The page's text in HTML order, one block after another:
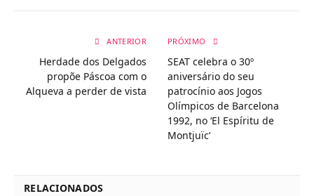
ANTERIOR
Herdade dos Delgados
propõe Páscoa com o
Alqueva a perder de vista
PRÓXIMO
SEAT celebra o 30º
aniversário do seu
patrocínio aos Jogos
Olímpicos de Barcelona
1992, no ‘El Espíritu de
Montjuïc’
RELACIONADOS